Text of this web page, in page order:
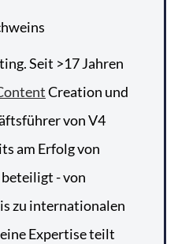
Seit >17 Jahren
Creation und
von V4
am Erfolg von
- von
zu internationalen
Expertise teilt